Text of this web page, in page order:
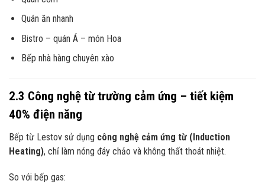
Quán ăn nhanh
Bistro – quán Á – món Hoa
Bếp nhà hàng chuyên xào
2.3 Công nghệ từ trường cảm ứng – tiết kiệm
40% điện năng
Bếp từ Lestov sử dụng công nghệ cảm ứng từ (Induction
Heating), chỉ làm nóng đáy chảo và không thất thoát nhiệt.
So với bếp gas: